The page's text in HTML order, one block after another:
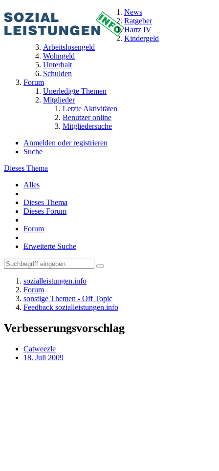
News
Ratgeber
Hartz IV
Kindergeld
Arbeitslosengeld
Wohngeld
Unterhalt
Schulden
Forum
Unerledigte Themen
Mitglieder
Letzte Aktivitäten
Benutzer online
Mitgliedersuche
Anmelden oder registrieren
Suche
Dieses Thema
Alles
Dieses Thema
Dieses Forum
Forum
Erweiterte Suche
sozialleistungen.info
Forum
sonstige Themen - Off Topic
Feedback sozialleistungen.info
Verbesserungsvorschlag
Catweezle
18. Juli 2009